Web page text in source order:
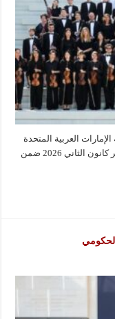
العربية المتحدة
عن الفنانين الضيوف، ومواعيد وأماكن عروض شهر كانون الثاني 2026 ضمن